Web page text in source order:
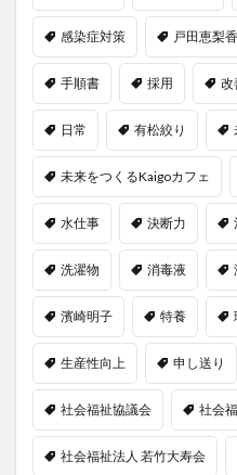
感染症対策 戸田恵梨香
手順書 採用 改
日常 有松絞り
未来をつくるKaigoカフェ
水仕事 決断力
洗濯物 消毒液
濱崎明子 特養
生産性向上 申し送り
社会福祉協議会 社会
社会福祉法人 若竹大寿会